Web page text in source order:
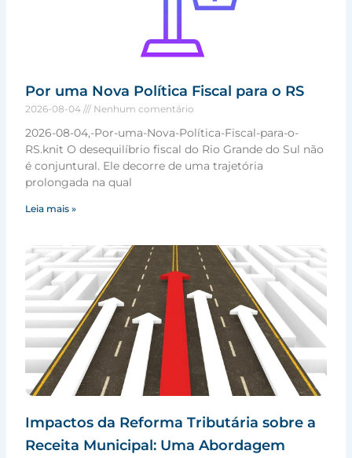
Por uma Nova Política Fiscal para o RS
2026-08-04 Nenhum comentário
2026-08-04,-Por-uma-Nova-Política-Fiscal-para-o-
RS.knit O desequilíbrio fiscal do Rio Grande do Sul não
é conjuntural. Ele decorre de uma trajetória
prolongada na qual
Leia mais »
Impactos da Reforma Tributária sobre a
Receita Municipal: Uma Abordagem